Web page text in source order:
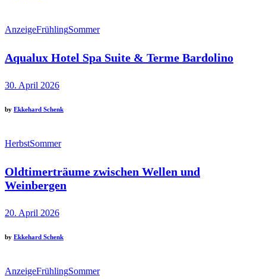
AnzeigeFrühlingSommer
Aqualux Hotel Spa Suite & Terme Bardolino
30. April 2026
by Ekkehard Schenk
HerbstSommer
Oldtimerträume zwischen Wellen und
Weinbergen
20. April 2026
by Ekkehard Schenk
AnzeigeFrühlingSommer